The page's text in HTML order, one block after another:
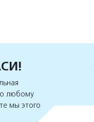
любому
мы этого